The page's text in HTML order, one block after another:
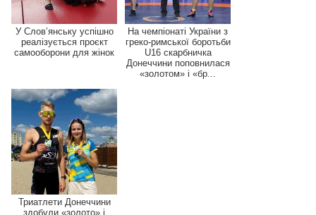
У Слов’янську успішно
реалізується проєкт
самооборони для жінок
На чемпіонаті України з
греко-римської боротьби
U16 скарбничка
Донеччини поповнилася
«золотом» і «бр...
Триатлети Донеччини
здобули «золото» і